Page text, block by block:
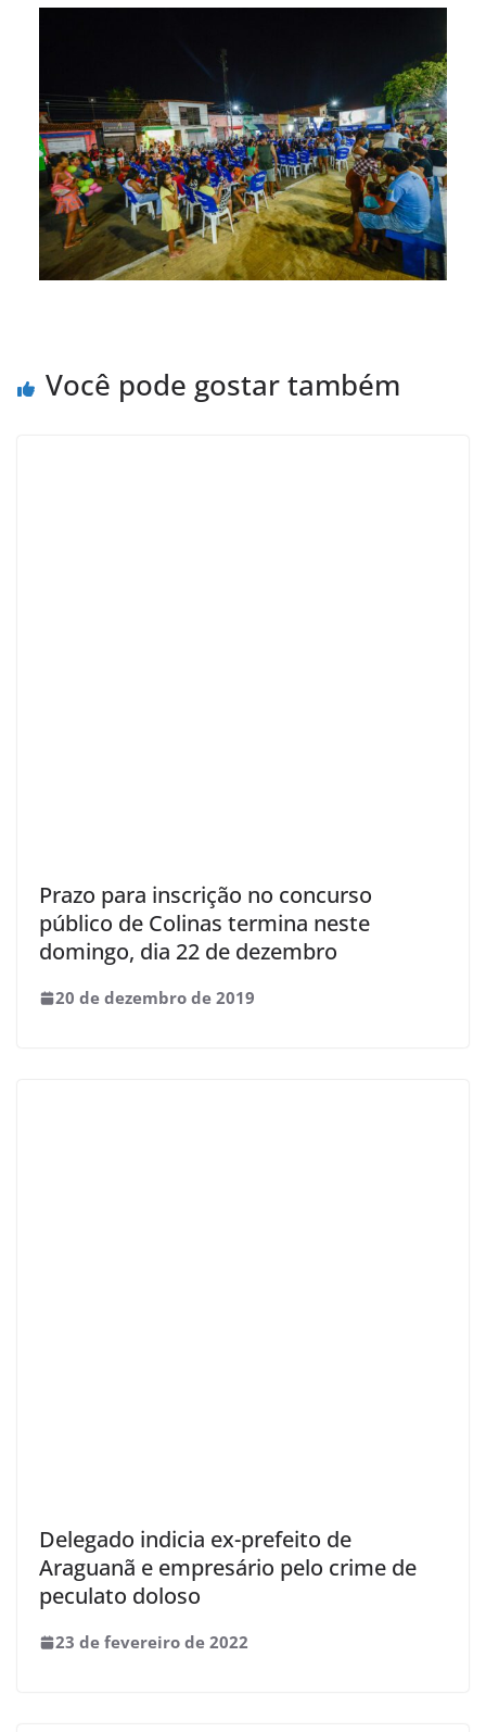
Você pode gostar também
Prazo para inscrição no concurso
público de Colinas termina neste
domingo, dia 22 de dezembro
20 de dezembro de 2019
Delegado indicia ex-prefeito de
Araguanã e empresário pelo crime de
peculato doloso
23 de fevereiro de 2022